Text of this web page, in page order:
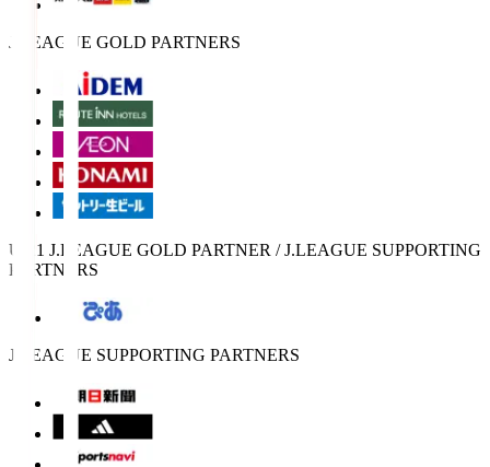
J.LEAGUE GOLD PARTNERS
U-21 J.LEAGUE GOLD PARTNER / J.LEAGUE SUPPORTING
PARTNERS
J.LEAGUE SUPPORTING PARTNERS